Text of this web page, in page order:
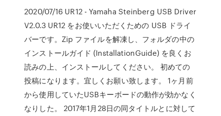
2020/07/16 UR12 - Yamaha Steinberg USB Driver
V2.0.3 UR12 をお使いいただくための USB ドライ
バーです。Zip ファイルを解凍し、フォルダの中の
インストールガイド (InstallationGuide) を良くお
読みの上、インストールしてください。 初めての
投稿になります。宜しくお願い致します。 1ヶ月前
から使用していたUSBキーボードの動作が効かなく
なりした。 2017年1月28日の同タイトルとに対して